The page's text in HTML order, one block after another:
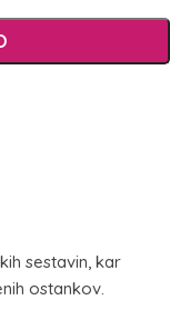
sestavin, kar
ostankov.